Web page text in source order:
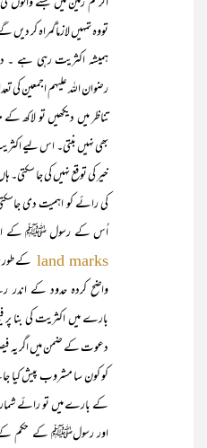
تووہ تمہیں لازماًگمراہ کر
ہمیشہ اکثریت رہی ہے ۔
رضوان اللہ علیہم اجمعین کی
تناظر میں دیکھیں تو لاکھ
بھی نہیں بنتی۔ اس لیے
خیر کی توقع نہیں کی جا
کی رائے کو اہمیت دی
اُس کے رسول ﷺ کے
land marks کے طور
واضح کردہ حدود کے
بارے میں اکثریت کی بنا پر
دعوت کے ضمن میں اگر یہ
کو کون سا مشروب پیش کیا
کے بارے میں تو رائے
اور رسولﷺ کے حکم